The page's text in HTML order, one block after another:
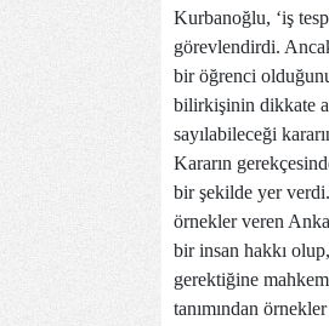
Kurbanoğlu, ‘iş
görevlendirdi.
bir öğrenci
bilirkişinin dikkate
sayılabileceği
Kararın
bir şekilde yer
örnekler veren
bir insan hakkı
gerektiğine
tanımından